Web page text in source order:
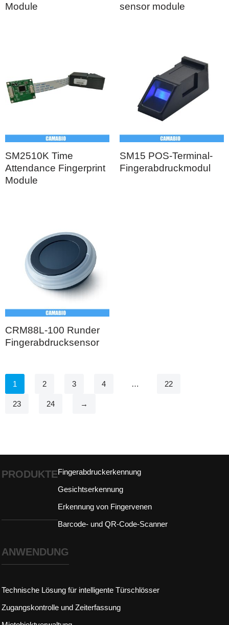
Module
sensor module
SM2510K Time
Attendance Fingerprint
Module
SM15 POS-Terminal-
Fingerabdruckmodul
CRM88L-100 Runder
Fingerabdrucksensor
1 2 3 4 … 22
23 24 →
PRODUKTEFingerabdruckerkennung
Gesichtserkennung
Erkennung von Fingervenen
Barcode- und QR-Code-Scanner
ANWENDUNG
Technische Lösung für intelligente Türschlösser
Zugangskontrolle und Zeiterfassung